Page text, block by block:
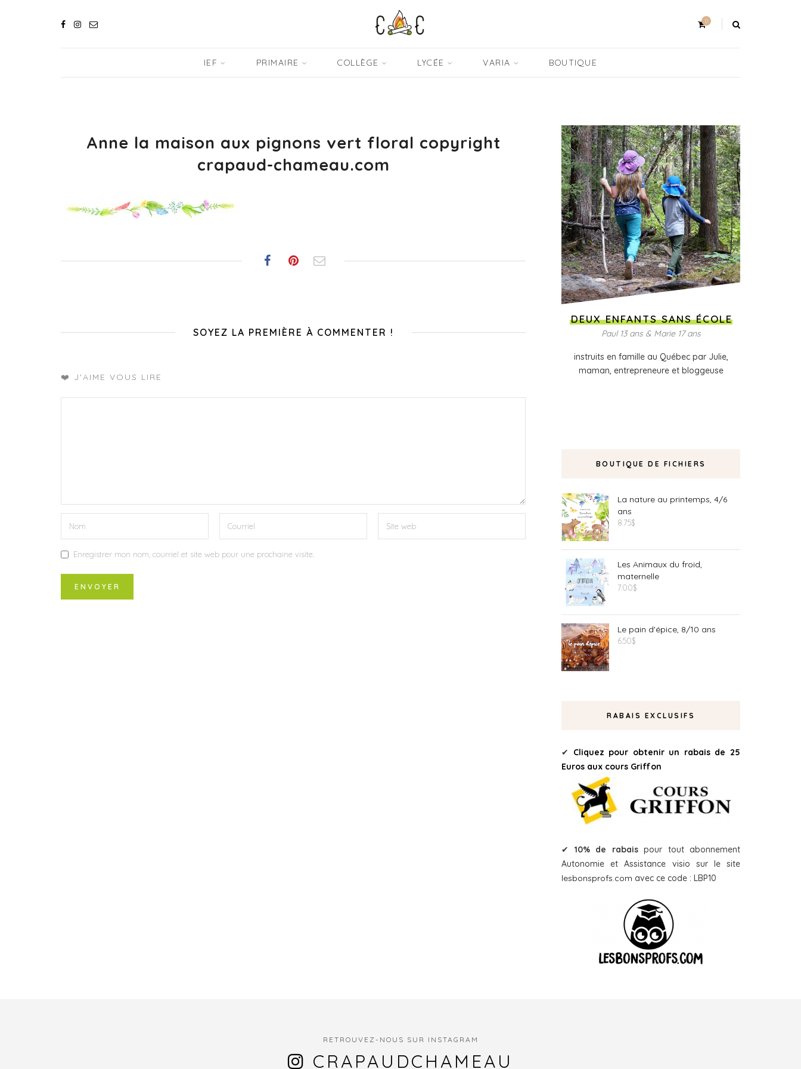
0
IEF PRIMAIRE COLLÈGE LYCÉE VARIA BOUTIQUE
Anne la maison aux pignons vert floral copyright
crapaud-chameau.com
SOYEZ LA PREMIÈRE À COMMENTER !
❤️ J'AIME VOUS LIRE
Enregistrer mon nom, courriel et site web pour une prochaine visite.
DEUX ENFANTS SANS ÉCOLE
Paul 13 ans & Marie 17 ans
instruits en famille au Québec par Julie,
maman, entrepreneure et bloggeuse
BOUTIQUE DE FICHIERS
La nature au printemps, 4/6
ans
8.75$
Les Animaux du froid,
maternelle
7.00$
Le pain d'épice, 8/10 ans
6.50$
RABAIS EXCLUSIFS
✔ Cliquez pour obtenir un rabais de 25
Euros aux cours Griffon
✔ 10% de rabaispour tout abonnement
Autonomie et Assistance visio sur le site
lesbonsprofs.com avec ce code : LBP10
RETROUVEZ-NOUS SUR INSTAGRAM
CRAPAUDCHAMEAU